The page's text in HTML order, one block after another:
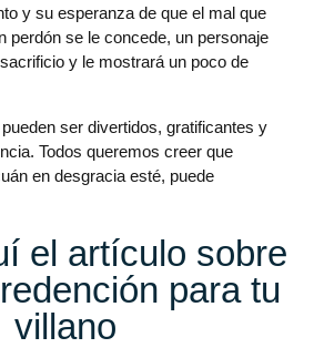
y su esperanza de que el mal que
perdón se le concede, un personaje
y le mostrará un poco de
ser divertidos, gratificantes y
Todos queremos creer que
en desgracia esté, puede
el artículo sobre
para tu
villano